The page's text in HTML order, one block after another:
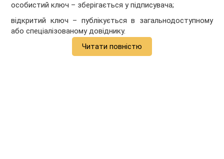
особистий ключ – зберігається у підписувача;
відкритий ключ – публікується в загальнодоступному
або спеціалізованому довіднику.
Читати повністю